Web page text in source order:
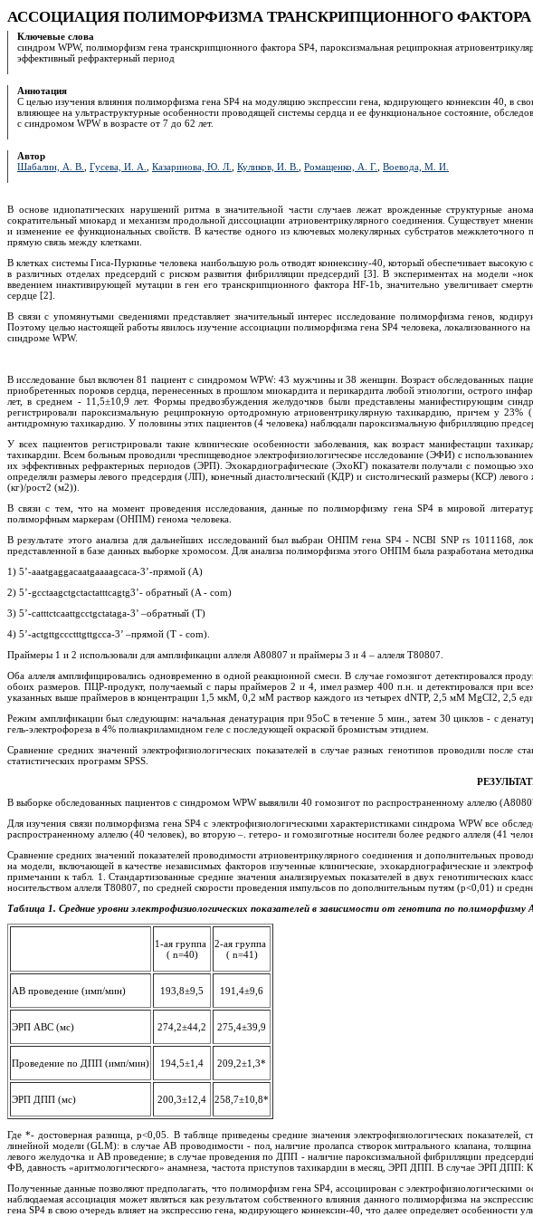
АССОЦИАЦИЯ ПОЛИМОРФИЗМА ТРАНСКРИПЦИОННОГО ФАКТОРА
Ключевые слова
синдром WPW, полиморфизм гена транскрипционного фактора SP4, пароксизмальная реципрокная
эффективный рефрактерный период
Аннотация
С целью изучения влияния полиморфизма гена SP4 на модуляцию экспрессии гена, кодирующего коннексин 40, в
влияющее на ультраструктурные особенности проводящей системы сердца и ее функциональное состояние,
с синдромом WPW в возрасте от 7 до 62 лет.
Автор
Шабалин, А. В.
Гусева, И. А. Казаринова, Ю. Л. Куликов, И. В. Ромащенко, А. Г. Воевода, М. И.
В основе идиопатических нарушений ритма в значительной части случаев лежат врожденные структурные
сократительный миокард и механизм продольной диссоциации атриовентрикулярного соединения. Существует
и изменение ее функциональных свойств. В качестве одного из ключевых молекулярных субстратов
прямую связь между клетками.
В клетках системы Гиса-Пуркинье человека наибольшую роль отводят коннексину-40, который обеспечивает
в различных отделах предсердий с риском развития фибрилляции предсердий [3]. В экспериментах на модели
введением инактивирующей мутации в ген его транскрипционного фактора HF-1b, значительно увеличивает
сердце [2].
В связи с упомянутыми сведениями представляет значительный интерес исследование полиморфизма генов,
Поэтому целью настоящей работы явилось изучение ассоциации полиморфизма гена SP4 человека,
синдроме WPW.
В исследование был включен 81 пациент с синдромом WPW: 43 мужчины и 38 женщин. Возраст обследованных
приобретенных пороков сердца, перенесенных в прошлом миокардита и перикардита любой этиологии, острого
лет, в среднем - 11,5±10,9 лет. Формы предвозбуждения желудочков были представлены манифестирующим
регистрировали пароксизмальную реципрокную ортодромную атриовентрикулярную тахикардию, причем у
антидромную тахикардию. У половины этих пациентов (4 человека) наблюдали пароксизмальную фибрилляцию
У всех пациентов регистрировали такие клинические особенности заболевания, как возраст манифестации
тахикардии. Всем больным проводили чреспищеводное электрофизиологическое исследование (ЭФИ) с
их эффективных рефрактерных периодов (ЭРП). Эхокардиографические (ЭхоКГ) показатели получали с помощью
определяли размеры левого предсердия (ЛП), конечный диастолический (КДР) и систолический размеры (КСР)
(кг)/рост2 (м2)).
В связи с тем, что на момент проведения исследования, данные по полиморфизму гена SP4 в мировой
полиморфным маркерам (ОНПМ) генома человека.
В результате этого анализа для дальнейших исследований был выбран ОНПМ гена SP4 - NCBI SNP rs 1011168,
представленной в базе данных выборке хромосом. Для анализа полиморфизма этого ОНПМ была разработана
1) 5’-aaatgaggacaatgaaaagcaca-3’-прямой (A)
2) 5’-gcctaagctgctactatttcagtg3’- обратный (A - com)
3) 5’-catttctcaattgcctgctataga-3’ –обратный (T)
4) 5’-actgttgccctttgttgcca-3’ –прямой (T - com).
Праймеры 1 и 2 использовали для амплификации аллеля А80807 и праймеры 3 и 4 – аллеля Т80807.
Оба аллеля амплифицировались одновременно в одной реакционной смеси. В случае гомозигот детектировался
обоих размеров. ПЦР-продукт, получаемый с пары праймеров 2 и 4, имел размер 400 п.н. и детектировался
указанных выше праймеров в концентрации 1,5 мкM, 0,2 мМ раствор каждого из четырех dNTP, 2,5 мM MgCI2, 2,5
Режим амплификации был следующим: начальная денатурация при 95оС в течение 5 мин., затем 30 циклов - с
гель-электрофореза в 4% полиакриламидном геле с последующей окраской бромистым этидием.
Сравнение средних значений электрофизиологических показателей в случае разных генотипов проводили
статистических программ SPSS.
В выборке обследованных пациентов с синдромом WPW вывялили 40 гомозигот по распространенному аллелю
Для изучения связи полиморфизма гена SP4 с электрофизиологическими характеристиками синдрома WPW все
распространенному аллелю (40 человек), во вторую –. гетеро- и гомозиготные носители более редкого аллеля (41
Сравнение средних значений показателей проводимости атриовентрикулярного соединения и дополнительных
на модели, включающей в качестве независимых факторов изученные клинические, эхокардиографические и
примечании к табл. 1. Стандартизованные средние значения анализируемых показателей в двух генотипических
носительством аллеля Т80807, по средней скорости проведения импульсов по дополнительным путям (р<0,01) и
Таблица 1. Средние уровни электрофизиологических показателей в зависимости от генотипа по
1-ая группа
( n=40)
2-ая группа
( n=41)
АВ проведение (имп/мин) 193,8±9,5 191,4±9,6
ЭРП АВС (мс) 274,2±44,2 275,4±39,9
Проведение по ДПП (имп/мин) 194,5±1,4 209,2±1,3*
ЭРП ДПП (мс) 200,3±12,4 258,7±10,8*
Где *- достоверная разница, p<0,05. В таблице приведены средние значения электрофизиологических
линейной модели (GLM): в случае АВ проводимости - пол, наличие пролапса створок митрального клапана,
левого желудочка и АВ проведение; в случае проведения по ДПП - наличие пароксизмальной фибрилляции
ФВ, давность «аритмологического» анамнеза, частота приступов тахикардии в месяц, ЭРП ДПП. В случае ЭРП ДПП:
Полученные данные позволяют предполагать, что полиморфизм гена SP4, ассоциирован с
наблюдаемая ассоциация может являться как результатом собственного влияния данного полиморфизма на
гена SP4 в свою очередь влияет на экспрессию гена, кодирующего коннексин-40, что далее определяет